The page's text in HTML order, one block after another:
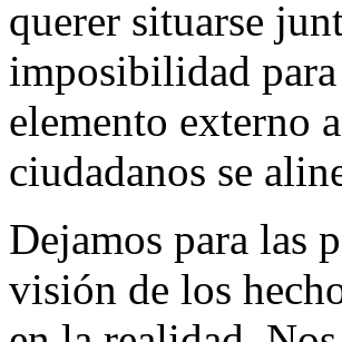
querer situarse
imposibilidad
elemento externo
ciudadanos se
Dejamos para las
visión de los